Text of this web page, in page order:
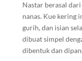
Nastar berasal
nanas. Kue kering
gurih, dan isian
dibuat simpel
dibentuk dan